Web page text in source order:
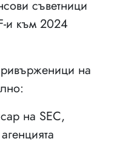
съветници
и към 2024
на
на SEC,